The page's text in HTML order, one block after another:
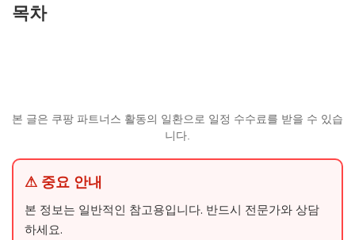
목차
본 글은 쿠팡 파트너스 활동의 일환으로 일정 수수료를 받을 수 있습
니다.
⚠ 중요 안내
본 정보는 일반적인 참고용입니다. 반드시 전문가와 상담
하세요.